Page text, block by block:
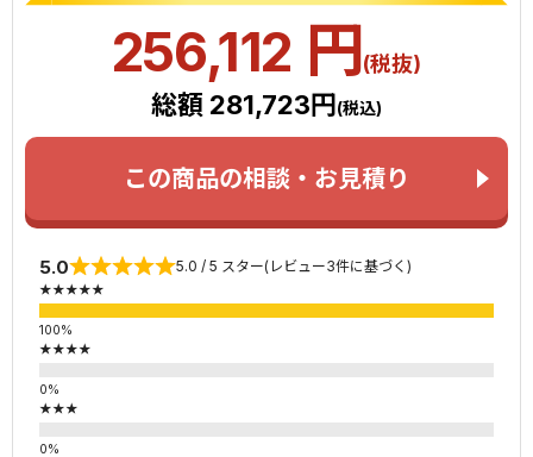
256,112 円(税抜)
総額 281,723円 (税込)
この商品の相談・お見積り
5.0 5.0 / 5 スター(レビュー3件に基づく)
★★★★★
★★★★
★★★